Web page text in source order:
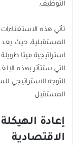
التوظيف.
تأتي هذه
المستقبلية، حيث يعد
استراتيجية ميتا
التي ستتأثر بهذه
التوجه الاستراتيجي
المستقبل.
إعادة
الاقتصادية